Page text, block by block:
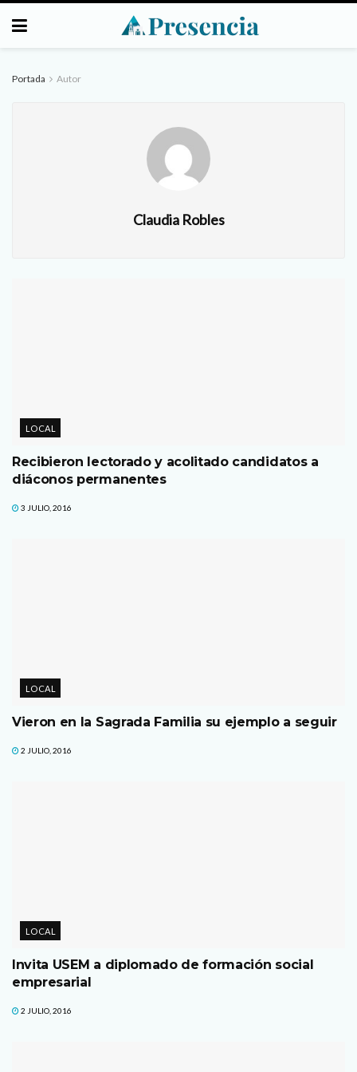
Portada Autor
Claudia Robles
LOCAL
Recibieron lectorado y acolitado candidatos a
diáconos permanentes
3 JULIO, 2016
LOCAL
Vieron en la Sagrada Familia su ejemplo a seguir
2 JULIO, 2016
LOCAL
Invita USEM a diplomado de formación social
empresarial
2 JULIO, 2016